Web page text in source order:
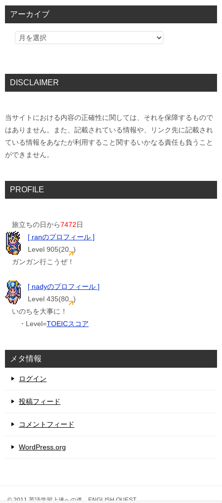
アーカイブ
DISCLAIMER
当サイトにおける内容の正確性に関しては、それを保障するもので
はありません。また、記載されている情報や、リンク先に記載され
ている情報をあなたが利用すること関するいかなる責任も負うこと
ができません。
PROFILE
旅立ちの日から7472日
[ ranのプロフィール ]
Level 905(20 )
ガンガン行こうぜ！
[ nadyのプロフィール ]
Level 435(80 )
いのちを大事に！
・Level=TOEICスコア
メタ情報
ログイン
投稿フィード
コメントフィード
WordPress.org
© 2011 英語学習上達への道 ENGLISH QUEST